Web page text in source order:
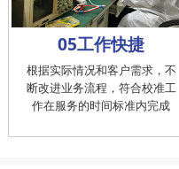
05工作快捷
根据实际情况和客户需求，不
断改进业务流程，符合校准工
作在服务的时间标准内完成